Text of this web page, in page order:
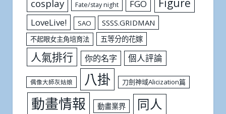
cosplay Fate/stay night FGO Figure
LoveLive! SAO SSSS.GRIDMAN
不起眼女主角培育法 五等分的花嫁
人氣排行 你的名字 個人評論
偶像大師灰姑娘 八掛 刀劍神域Alicization篇
動畫情報 動畫業界 同人